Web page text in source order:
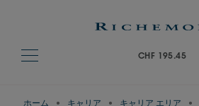
CHF 195.45
ホーム キャリア キャリア エリア